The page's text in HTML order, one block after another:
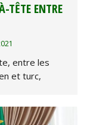
TÊTE ENTRE
entre les
et turc,